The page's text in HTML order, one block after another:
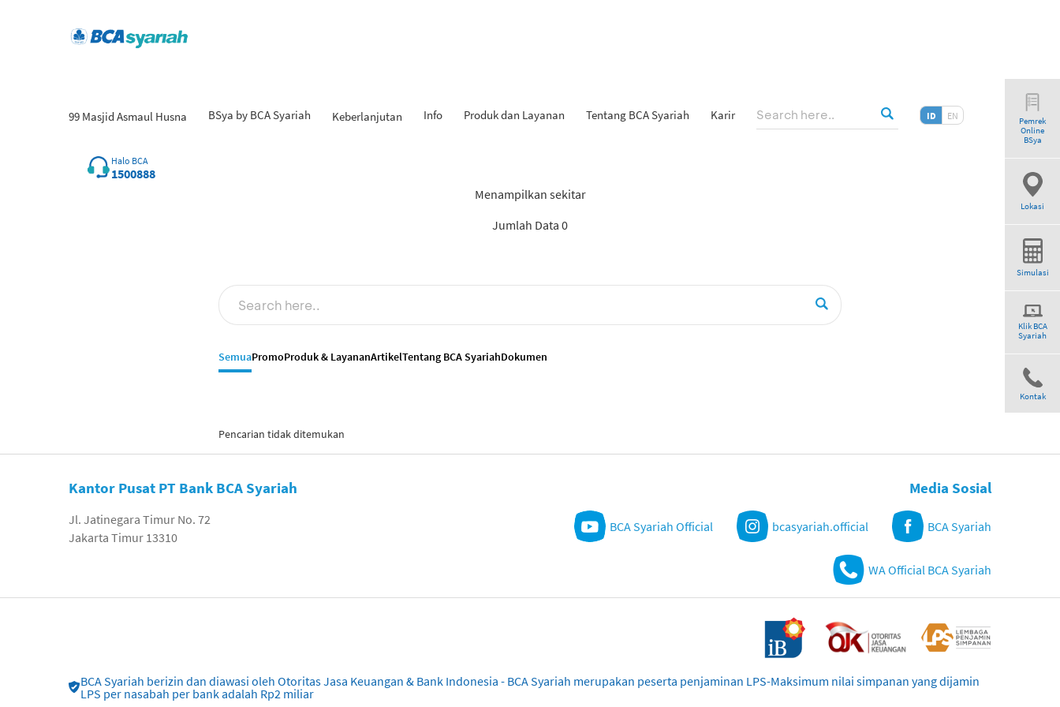
99 Masjid Asmaul Husna BSya by BCA Syariah Keberlanjutan Info Produk dan Layanan Tentang BCA Syariah Karir ID EN
Halo BCA
1500888
Pemrek
Online
BSya
Lokasi
Simulasi
Klik BCA
Syariah
Kontak
Share
Menampilkan sekitar
Jumlah Data 0
SemuaPromoProduk & LayananArtikelTentang BCA SyariahDokumen
Pencarian tidak ditemukan
Kantor Pusat PT Bank BCA Syariah
Jl. Jatinegara Timur No. 72
Jakarta Timur 13310
Media Sosial
BCA Syariah Official bcasyariah.official BCA Syariah
WA Official BCA Syariah
BCA Syariah berizin dan diawasi oleh Otoritas Jasa Keuangan & Bank Indonesia - BCA Syariah merupakan peserta penjaminan LPS-Maksimum nilai simpanan yang dijamin
LPS per nasabah per bank adalah Rp2 miliar